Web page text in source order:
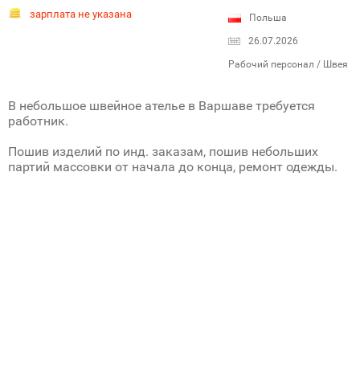
зарплата не указана Польша
26.07.2026
Рабочий персонал / Швея
В небольшое швейное ателье в Варшаве требуется
работник.
Пошив изделий по инд. заказам, пошив небольших
партий массовки от начала до конца, ремонт одежды.